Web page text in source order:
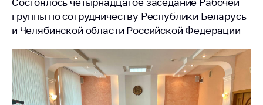
группы по сотрудничеству Республики Беларусь
и Челябинской области Российской Федерации